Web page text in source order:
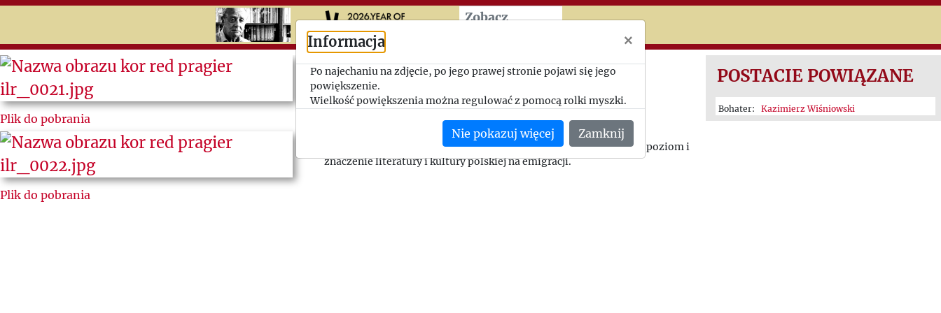
Przeskocz do treści zasadniczej
Zobacz
Search
Jerzy
Giedroyc
Ludzie
„Kultury”
Plik do pobrania
Plik do pobrania
Spadek znaczenia odcinka
kulturalnego
1947-03-13, Jerzy Giedroyc - Adam Pragier
Jerzy Giedroyc zwraca Adamowi Pragierowi uwagę na to, że spada poziom i
znaczenie literatury i kultury polskiej na emigracji.
POSTACIE POWIĄZANE
Bohater: Kazimierz Wiśniowski
Informacja ×
Po najechaniu na zdjęcie, po jego prawej stronie pojawi się jego
powiększenie.
Wielkość powiększenia można regulować z pomocą rolki myszki.
Nie pokazuj więcej Zamknij